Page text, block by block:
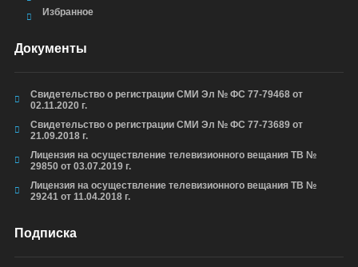
Избранное
Документы
Свидетельство о регистрации СМИ Эл № ФС 77-79468 от
02.11.2020 г.
Свидетельство о регистрации СМИ Эл № ФС 77-73689 от
21.09.2018 г.
Лицензия на осуществление телевизионного вещания ТВ №
29850 от 03.07.2019 г.
Лицензия на осуществление телевизионного вещания ТВ №
29241 от 11.04.2018 г.
Подписка